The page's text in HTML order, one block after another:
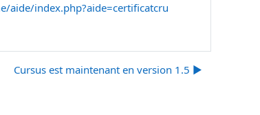
aide/index.php?aide=certificatcru
▶︎ Cursus est maintenant en version 1.5